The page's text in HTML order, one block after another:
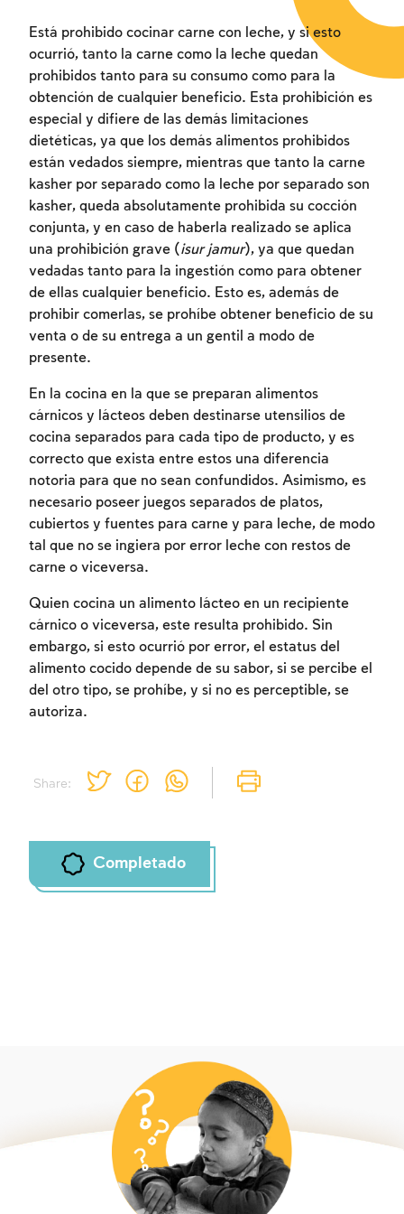
Share:
Está prohibido cocinar carne con leche, y si esto
ocurrió, tanto la carne como la leche quedan
prohibidos tanto para su consumo como para la
obtención de cualquier beneficio. Esta prohibición es
especial y difiere de las demás limitaciones
dietéticas, ya que los demás alimentos prohibidos
están vedados siempre, mientras que tanto la carne
kasher por separado como la leche por separado son
kasher, queda absolutamente prohibida su cocción
conjunta, y en caso de haberla realizado se aplica
una prohibición grave (isur jamur), ya que quedan
vedadas tanto para la ingestión como para obtener
de ellas cualquier beneficio. Esto es, además de
prohibir comerlas, se prohíbe obtener beneficio de su
venta o de su entrega a un gentil a modo de
presente.
En la cocina en la que se preparan alimentos
cárnicos y lácteos deben destinarse utensilios de
cocina separados para cada tipo de producto, y es
correcto que exista entre estos una diferencia
notoria para que no sean confundidos. Asimismo, es
necesario poseer juegos separados de platos,
cubiertos y fuentes para carne y para leche, de modo
tal que no se ingiera por error leche con restos de
carne o viceversa.
Quien cocina un alimento lácteo en un recipiente
cárnico o viceversa, este resulta prohibido. Sin
embargo, si esto ocurrió por error, el estatus del
alimento cocido depende de su sabor, si se percibe el
del otro tipo, se prohíbe, y si no es perceptible, se
autoriza.
Completado